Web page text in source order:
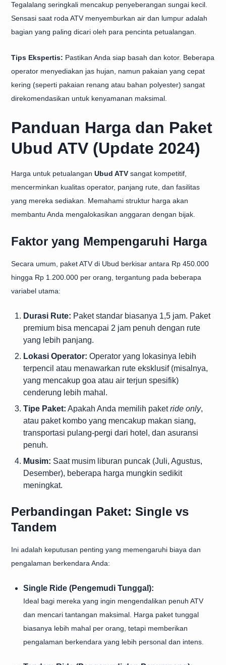
Tegalalang seringkali mencakup penyeberangan sungai kecil.
Sensasi saat roda ATV menyemburkan air dan lumpur adalah
bagian yang paling dicari oleh para pencinta petualangan.
Tips Ekspertis: Pastikan Anda siap basah dan kotor. Beberapa
operator menyediakan jas hujan, namun pakaian yang cepat
kering (seperti pakaian renang atau bahan polyester) sangat
direkomendasikan untuk kenyamanan maksimal.
Panduan Harga dan Paket
Ubud ATV (Update 2024)
Harga untuk petualangan Ubud ATV sangat kompetitif,
mencerminkan kualitas operator, panjang rute, dan fasilitas
yang mereka sediakan. Memahami struktur harga akan
membantu Anda mengalokasikan anggaran dengan bijak.
Faktor yang Mempengaruhi Harga
Secara umum, paket ATV di Ubud berkisar antara Rp 450.000
hingga Rp 1.200.000 per orang, tergantung pada beberapa
variabel utama:
Durasi Rute: Paket standar biasanya 1,5 jam. Paket
premium bisa mencapai 2 jam penuh dengan rute
yang lebih panjang.
Lokasi Operator: Operator yang lokasinya lebih
terpencil atau menawarkan rute eksklusif (misalnya,
yang mencakup goa atau air terjun spesifik)
cenderung lebih mahal.
Tipe Paket: Apakah Anda memilih paketride only,
atau paket kombo yang mencakup makan siang,
transportasi pulang-pergi dari hotel, dan asuransi
penuh.
Musim: Saat musim liburan puncak (Juli, Agustus,
Desember), beberapa harga mungkin sedikit
meningkat.
Perbandingan Paket: Single vs
Tandem
Ini adalah keputusan penting yang memengaruhi biaya dan
pengalaman berkendara Anda:
Single Ride (Pengemudi Tunggal):
Ideal bagi mereka yang ingin mengendalikan penuh ATV
dan mencari tantangan maksimal. Harga paket tunggal
biasanya lebih mahal per orang, tetapi memberikan
pengalaman berkendara yang lebih personal dan intens.